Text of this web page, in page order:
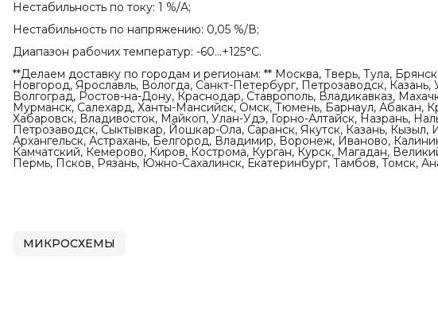
Нестабильность по току: 1 %/А;
Нестабильность по напряжению: 0,05 %/В;
Диапазон рабочих температур: -60...+125°С.
**Делаем доставку по городам и регионам: ** Москва, Тверь, Тула,
Новгород, Ярославль, Вологда, Санкт-Петербург, Петрозаводск, Казань,
Волгоград, Ростов-на-Дону, Краснодар, Ставрополь, Владикавказ,
Мурманск, Салехард, Ханты-Мансийск, Омск, Тюмень, Барнаул, Абакан,
Хабаровск, Владивосток, Майкоп, Улан-Удэ, Горно-Алтайск, Назрань,
Петрозаводск, Сыктывкар, Йошкар-Ола, Саранск, Якутск, Казань,
Архангельск, Астрахань, Белгород, Владимир, Воронеж, Иваново,
Камчатский, Кемерово, Киров, Кострома, Курган, Курск, Магадан,
Пермь, Псков, Рязань, Южно-Сахалинск, Екатеринбург, Тамбов, Томск,
МИКРОСХЕМЫ